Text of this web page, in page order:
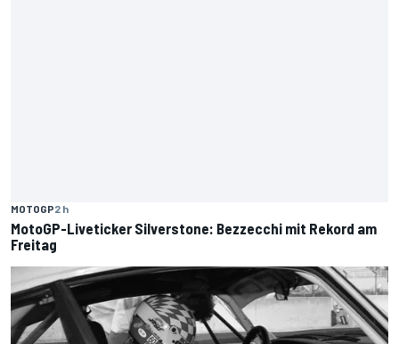
MOTOGP2 h
MotoGP-Liveticker Silverstone: Bezzecchi mit Rekord am
Freitag